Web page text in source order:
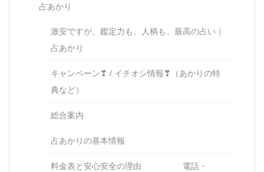
占あかり
激安ですが、鑑定力も、人柄も、最高の占い｜
占あかり
キャンペーン❣ / イチオシ情報❣（あかりの特
典など）
総合案内
占あかりの基本情報
料金表と安心安全の理由 電話・